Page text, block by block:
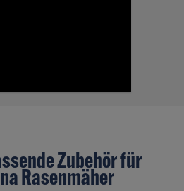
Zubehör für
Rasenmäher